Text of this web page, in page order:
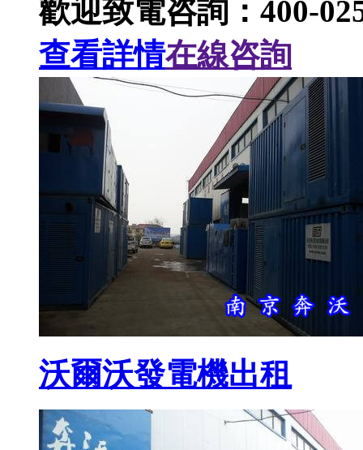
歡迎致電咨詢：400-
查看詳情在線咨詢
沃爾沃發電機出租